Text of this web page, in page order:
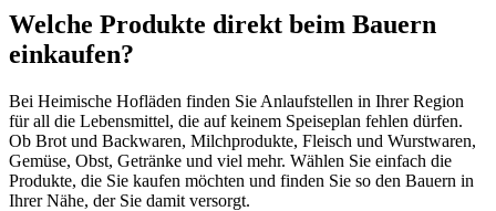
Welche Produkte direkt beim Bauern
einkaufen?
Bei Heimische Hofläden finden Sie Anlaufstellen in Ihrer Region
für all die Lebensmittel, die auf keinem Speiseplan fehlen dürfen.
Ob Brot und Backwaren, Milchprodukte, Fleisch und Wurstwaren,
Gemüse, Obst, Getränke und viel mehr. Wählen Sie einfach die
Produkte, die Sie kaufen möchten und finden Sie so den Bauern in
Ihrer Nähe, der Sie damit versorgt.